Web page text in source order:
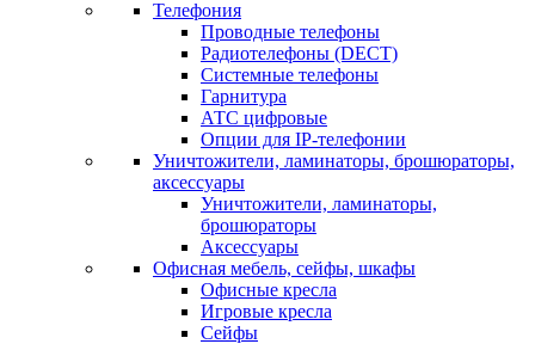
Телефония
Проводные телефоны
Радиотелефоны (DECT)
Системные телефоны
Гарнитура
АТС цифровые
Опции для IP-телефонии
Уничтожители, ламинаторы, брошюраторы,
аксессуары
Уничтожители, ламинаторы,
брошюраторы
Аксессуары
Офисная мебель, сейфы, шкафы
Офисные кресла
Игровые кресла
Сейфы